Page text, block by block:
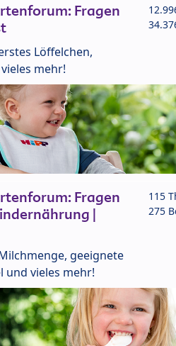
Fragen
Löffelchen,
mehr!
Fragen
|
geeignete
und vieles mehr!
115
275